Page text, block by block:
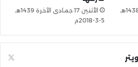
الثلاثاء 15 جمادى الآخرة 1438هـ
الأثنين 17 جمادى الآخرة 1439هـ
5-3-2018م